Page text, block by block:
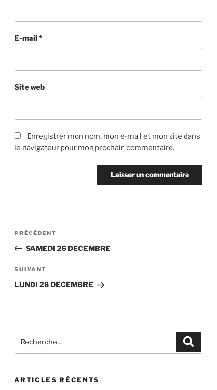
E-mail*
Site web
Enregistrer mon nom, mon e-mail et mon site dans
le navigateur pour mon prochain commentaire.
Navigation
l’article
Article
précédent
PRÉCÉDENT
SAMEDI 26 DECEMBRE
Article
suivant
SUIVANT
LUNDI 28 DECEMBRE
pour
ARTICLES RÉCENTS